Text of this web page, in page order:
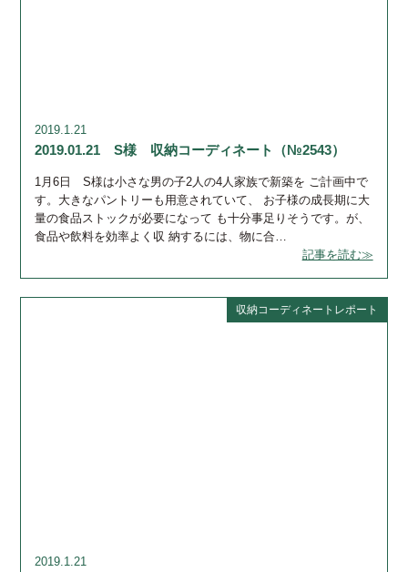
2019.1.21
2019.01.21 S様 収納コーディネート（№2543）
1月6日 S様は小さな男の子2人の4人家族で新築を ご計画中で
す。大きなパントリーも用意されていて、 お子様の成長期に大
量の食品ストックが必要になって も十分事足りそうです。が、
食品や飲料を効率よく収 納するには、物に合…
記事を読む≫
収納コーディネートレポート
2019.1.21